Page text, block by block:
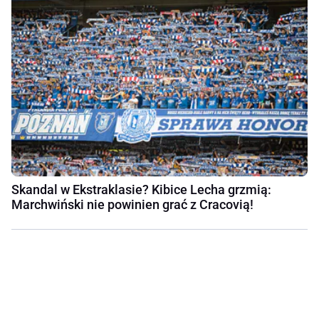
Skandal w Ekstraklasie? Kibice Lecha grzmią:
Marchwiński nie powinien grać z Cracovią!